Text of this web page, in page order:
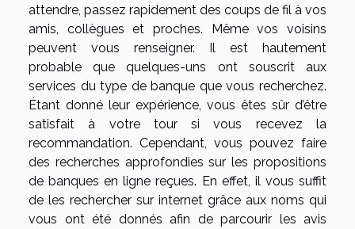
attendre, passez rapidement des coups de fil à vos
amis, collègues et proches. Même vos voisins
peuvent vous renseigner. Il est hautement
probable que quelques-uns ont souscrit aux
services du type de banque que vous recherchez.
Étant donné leur expérience, vous êtes sûr d’être
satisfait à votre tour si vous recevez la
recommandation. Cependant, vous pouvez faire
des recherches approfondies sur les propositions
de banques en ligne reçues. En effet, il vous suffit
de les rechercher sur internet grâce aux noms qui
vous ont été donnés afin de parcourir les avis